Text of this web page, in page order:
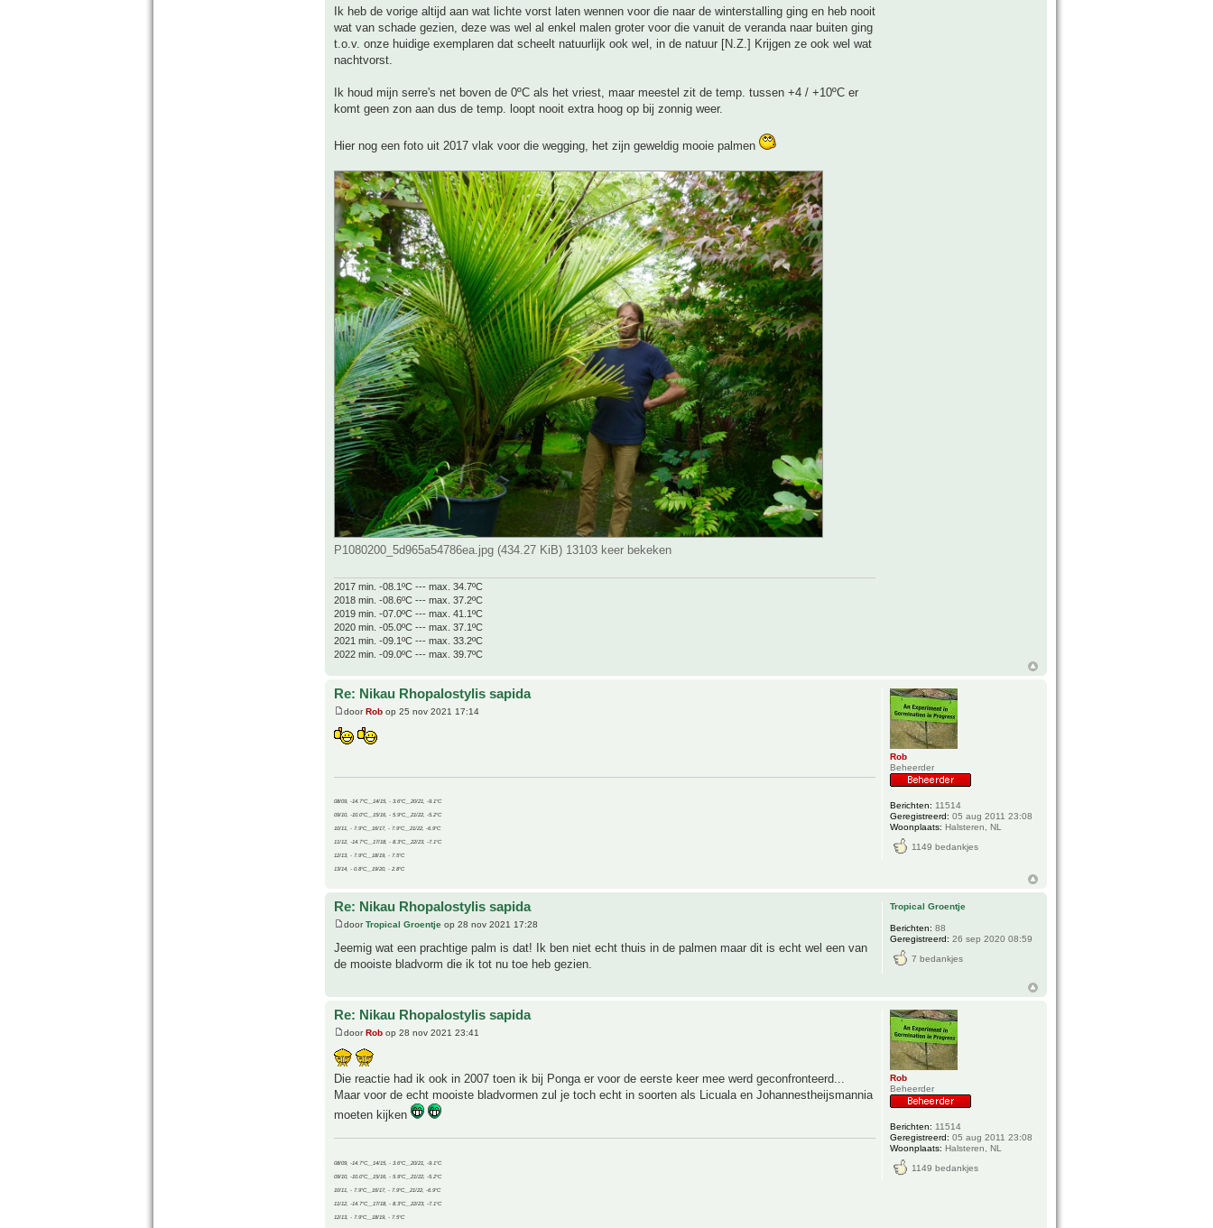
Ik heb de vorige altijd aan wat lichte vorst laten wennen voor die naar de winterstalling ging en heb nooit
wat van schade gezien, deze was wel al enkel malen groter voor die vanuit de veranda naar buiten ging
t.o.v. onze huidige exemplaren dat scheelt natuurlijk ook wel, in de natuur [N.Z.] Krijgen ze ook wel wat
nachtvorst.
Ik houd mijn serre's net boven de 0ºC als het vriest, maar meestel zit de temp. tussen +4 / +10ºC er
komt geen zon aan dus de temp. loopt nooit extra hoog op bij zonnig weer.
Hier nog een foto uit 2017 vlak voor die wegging, het zijn geweldig mooie palmen
P1080200_5d965a54786ea.jpg (434.27 KiB) 13103 keer bekeken
2017 min. -08.1ºC --- max. 34.7ºC
2018 min. -08.6ºC --- max. 37.2ºC
2019 min. -07.0ºC --- max. 41.1ºC
2020 min. -05.0ºC --- max. 37.1ºC
2021 min. -09.1ºC --- max. 33.2ºC
2022 min. -09.0ºC --- max. 39.7ºC
Re: Nikau Rhopalostylis sapida
doorRob op 25 nov 2021 17:14
08/09, -14.7°C__14/15, - 3.6°C__20/21, -9.1°C
09/10, -10.0°C__15/16, - 5.9°C__21/22, -5.2°C
10/11, - 7.9°C__16/17, - 7.9°C__21/22, -6.9°C
11/12, -14.7°C__17/18, - 8.3°C__22/23, -7.1°C
12/13, - 7.9°C__18/19, - 7.5°C
13/14, - 0.8°C__19/20, - 2.8°C
Rob
Beheerder
Berichten: 11514
Geregistreerd: 05 aug 2011 23:08
Woonplaats: Halsteren, NL
1149 bedankjes
Re: Nikau Rhopalostylis sapida
doorTropical Groentje op 28 nov 2021 17:28
Jeemig wat een prachtige palm is dat! Ik ben niet echt thuis in de palmen maar dit is echt wel een van
de mooiste bladvorm die ik tot nu toe heb gezien.
Tropical Groentje
Berichten: 88
Geregistreerd: 26 sep 2020 08:59
7 bedankjes
Re: Nikau Rhopalostylis sapida
doorRob op 28 nov 2021 23:41
Die reactie had ik ook in 2007 toen ik bij Ponga er voor de eerste keer mee werd geconfronteerd...
Maar voor de echt mooiste bladvormen zul je toch echt in soorten als Licuala en Johannestheijsmannia
moeten kijken
08/09, -14.7°C__14/15, - 3.6°C__20/21, -9.1°C
09/10, -10.0°C__15/16, - 5.9°C__21/22, -5.2°C
10/11, - 7.9°C__16/17, - 7.9°C__21/22, -6.9°C
11/12, -14.7°C__17/18, - 8.3°C__22/23, -7.1°C
12/13, - 7.9°C__18/19, - 7.5°C
Rob
Beheerder
Berichten: 11514
Geregistreerd: 05 aug 2011 23:08
Woonplaats: Halsteren, NL
1149 bedankjes